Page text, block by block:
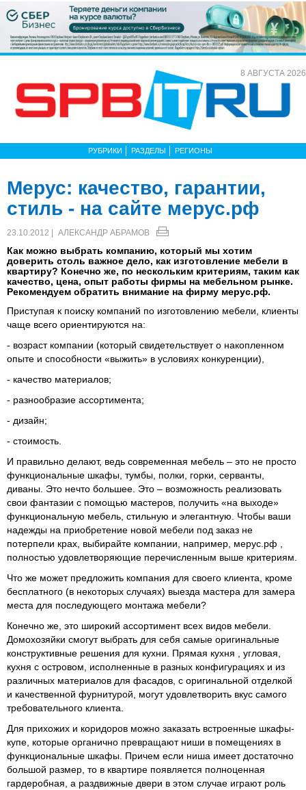
8 АВГУСТА 2026
РУБРИКИ РАЗДЕЛЫ РЕГИОНЫ
Мерус: качество, гарантии,
стиль - на сайте мерус.рф
23.10.2012 | АЛЕКСАНДР АБРАМОВ
Как можно выбрать компанию, который мы хотим
доверить столь важное дело, как изготовление мебели в
квартиру? Конечно же, по нескольким критериям, таким как
качество, цена, опыт работы фирмы на мебельном рынке.
Рекомендуем обратить внимание на фирму мерус.рф.
Приступая к поиску компаний по изготовлению мебели, клиенты
чаще всего ориентируются на:
- возраст компании (который свидетельствует о накопленном
опыте и способности «выжить» в условиях конкуренции),
- качество материалов;
- разнообразие ассортимента;
- дизайн;
- стоимость.
И правильно делают, ведь современная мебель – это не просто
функциональные шкафы, тумбы, полки, горки, серванты,
диваны. Это нечто большее. Это – возможность реализовать
свои фантазии с помощью мастеров, получить «на выходе»
функциональную мебель, стильную и элегантную. Чтобы ваши
надежды на приобретение новой мебели под заказ не
потерпели крах, выбирайте компании, например, мерус.рф ,
полностью удовлетворяющие перечисленным выше критериям.
Что же может предложить компания для своего клиента, кроме
бесплатного (в некоторых случаях) выезда мастера для замера
места для последующего монтажа мебели?
Конечно же, это широкий ассортимент всех видов мебели.
Домохозяйки смогут выбрать для себя самые оригинальные
конструктивные решения для кухни. Прямая кухня , угловая,
кухня с островом, исполненные в разных конфигурациях и из
различных материалов для фасадов, с оригинальной отделкой
и качественной фурнитурой, могут удовлетворить вкус самого
требовательного клиента.
Для прихожих и коридоров можно заказать встроенные шкафы-
купе, которые органично превращают ниши в помещениях в
функциональные шкафы. Причем если ниша имеет достаточно
большой размер, то в квартире появляется полноценная
гардеробная, а раздвижные двери в этом случае играют роль